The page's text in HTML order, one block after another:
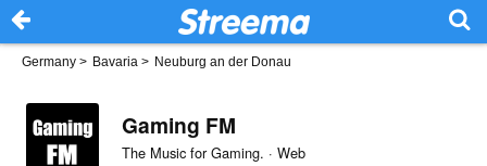
Germany > Bavaria > Neuburg an der Donau
Gaming FM
The Music for Gaming. · Web